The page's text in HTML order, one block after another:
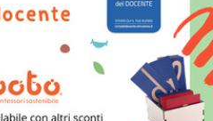
solo in
Italia, ma anche
. Ci racconti come l’Italia e
al vostro progetto e se
approccio educativotra